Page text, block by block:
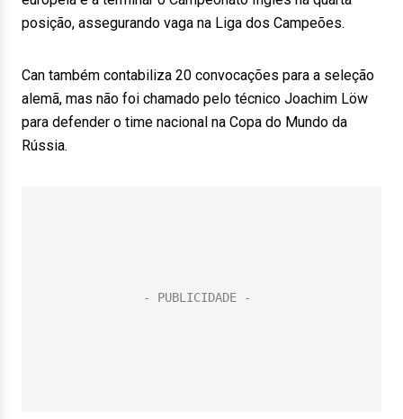
posição, assegurando vaga na Liga dos Campeões.
Can também contabiliza 20 convocações para a seleção
alemã, mas não foi chamado pelo técnico Joachim Löw
para defender o time nacional na Copa do Mundo da
Rússia.